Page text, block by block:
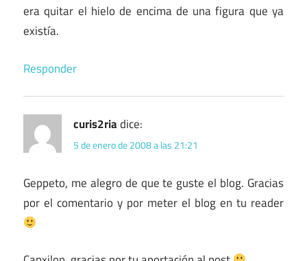
era quitar el hielo de encima de una figura que ya
existía.
Responder
curis2riadice:
5 de enero de 2008 a las 21:21
Geppeto, me alegro de que te guste el blog. Gracias
por el comentario y por meter el blog en tu reader